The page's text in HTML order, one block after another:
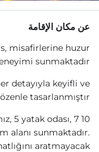
عن مكان الإقامة
misafirlerine huzur
sunmaktadır.
detayıyla keyifli ve
tasarlanmıştır.
5 yatak odası, 7
alanı sunmaktadır.
aratmayacak